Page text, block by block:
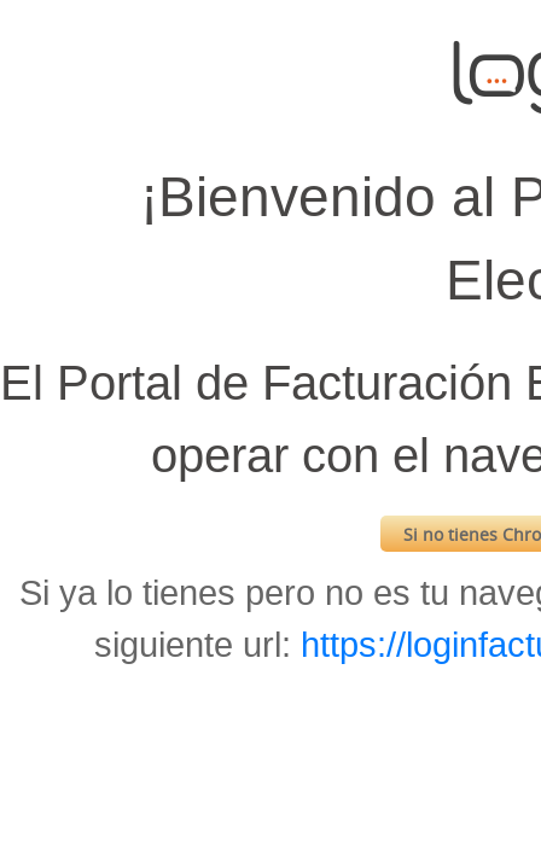
¡Bienvenido al
El Portal de Facturación
operar con el
Si ya lo tienes pero no es tu
siguiente url: https://